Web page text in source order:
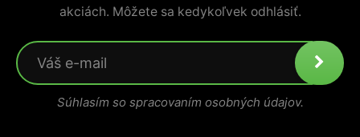
akciách. Môžete sa kedykoľvek odhlásiť.
Súhlasím so spracovaním osobných údajov.